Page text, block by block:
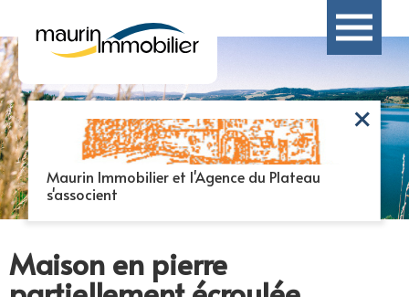
Maison en pierre
Maurin Immobilier et l'Agence du Plateau
s'associent